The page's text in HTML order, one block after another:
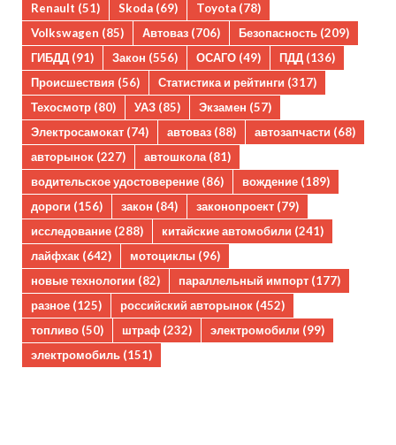
Renault (51) Skoda (69) Toyota (78)
Volkswagen (85) Автоваз (706) Безопасность (209)
ГИБДД (91) Закон (556) ОСАГО (49) ПДД (136)
Происшествия (56) Статистика и рейтинги (317)
Техосмотр (80) УАЗ (85) Экзамен (57)
Электросамокат (74) автоваз (88) автозапчасти (68)
авторынок (227) автошкола(81)
водительское удостоверение (86) вождение (189)
дороги (156) закон (84) законопроект (79)
исследование (288) китайские автомобили (241)
лайфхак (642) мотоциклы (96)
новые технологии (82) параллельный импорт (177)
разное (125) российский авторынок (452)
топливо (50) штраф (232) электромобили (99)
электромобиль (151)